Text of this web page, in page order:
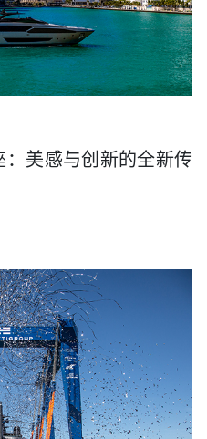
美感与创新的全新传